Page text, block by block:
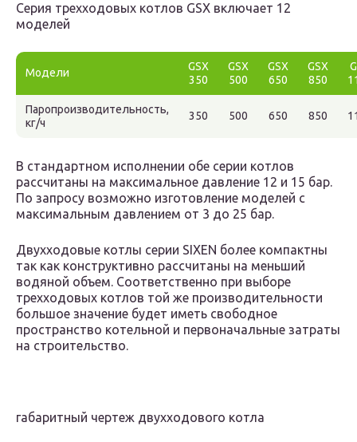
Серия трехходовых котлов GSX включает 12
моделей
Модели
GSX
350
GSX
500
GSX
650
GSX
850
Паропроизводительность,
кг/ч
350 500 650 850
В стандартном исполнении обе серии котлов
рассчитаны на максимальное давление 12 и 15 бар.
По запросу возможно изготовление моделей с
максимальным давлением от 3 до 25 бар.
Двухходовые котлы серии SIXEN более компактны
так как конструктивно рассчитаны на меньший
водяной объем. Соответственно при выборе
трехходовых котлов той же производительности
большое значение будет иметь свободное
пространство котельной и первоначальные затраты
на строительство.
габаритный чертеж двухходового котла